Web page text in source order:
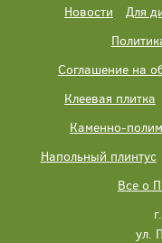
Новости Для
Соглашение на
Клеевая плитка
Каменно-
Напольный плинтус
Все о
ул.